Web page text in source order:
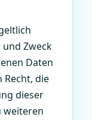
Zweck
Daten
Recht, die
dieser
weiteren